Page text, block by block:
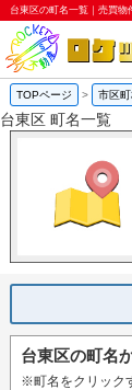
TOPページ > 市区
台東区 町名一覧
台東区の町名
※町名をクリック